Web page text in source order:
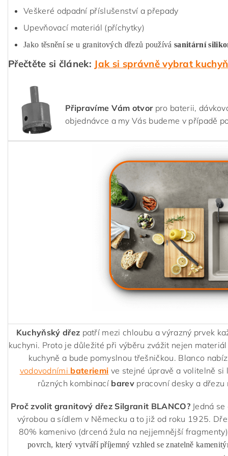
Veškeré odpadní příslušenství a přepady
Upevňovací materiál (příchytky)
Jako těsnění se u granitových dřezů používásanitární
Přečtěte si článek: Jak si správně vybrat
Připravíme Vám otvorpro baterii,
objednávce a my Vás budeme v případě
Kuchyňský dřez patří mezi chloubu a výrazný prvek
kuchyni. Proto je důležité při výběru zvážit nejen
kuchyně a bude pomyslnou třešničkou. Blanco
vodovodními bateriemi ve stejné úpravě a volitelně
různých kombinací barev pracovní desky a dřezu
Proč zvolit granitový dřez Silgranit BLANCO? Jedná
výrobou a sídlem v Německu a to již od roku 1925.
80% kamenivo (drcená žula na nejjemnější
povrch, který vytváří příjemný vzhled se znatelně